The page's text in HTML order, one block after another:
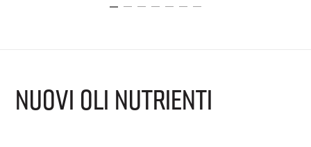
NUOVI OLI NUTRIENTI